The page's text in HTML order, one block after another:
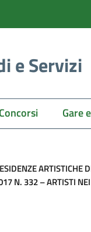
e Servizi
Concorsi Gare
ARTISTICHE
N. 332 – ARTISTI